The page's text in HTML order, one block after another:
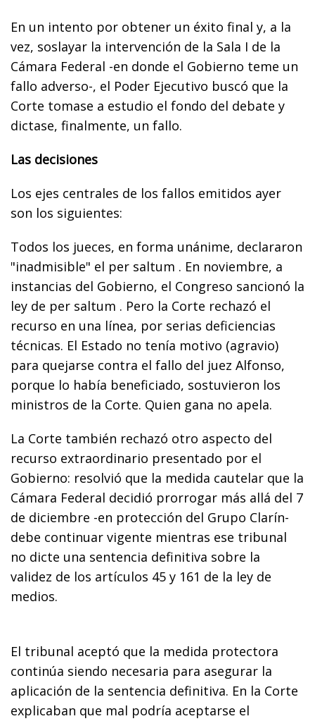
En un intento por obtener un éxito final y, a la
vez, soslayar la intervención de la Sala I de la
Cámara Federal -en donde el Gobierno teme un
fallo adverso-, el Poder Ejecutivo buscó que la
Corte tomase a estudio el fondo del debate y
dictase, finalmente, un fallo.
Las decisiones
Los ejes centrales de los fallos emitidos ayer
son los siguientes:
Todos los jueces, en forma unánime, declararon
"inadmisible" el per saltum . En noviembre, a
instancias del Gobierno, el Congreso sancionó la
ley de per saltum . Pero la Corte rechazó el
recurso en una línea, por serias deficiencias
técnicas. El Estado no tenía motivo (agravio)
para quejarse contra el fallo del juez Alfonso,
porque lo había beneficiado, sostuvieron los
ministros de la Corte. Quien gana no apela.
La Corte también rechazó otro aspecto del
recurso extraordinario presentado por el
Gobierno: resolvió que la medida cautelar que la
Cámara Federal decidió prorrogar más allá del 7
de diciembre -en protección del Grupo Clarín-
debe continuar vigente mientras ese tribunal
no dicte una sentencia definitiva sobre la
validez de los artículos 45 y 161 de la ley de
medios.
El tribunal aceptó que la medida protectora
continúa siendo necesaria para asegurar la
aplicación de la sentencia definitiva. En la Corte
explicaban que mal podría aceptarse el